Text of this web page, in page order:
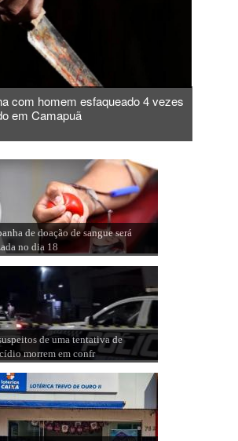
com homem esfaqueado 4 vezes
em Camapuã
de doação de sangue será
no dia 18
de uma tentativa de
morrem em confr